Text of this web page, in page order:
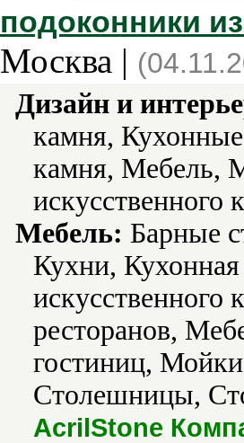
подоконники
Москва |
Дизайн и
камня,
камня, Мебель,
искусственного
Мебель: Барные
Кухни,
искусственного
ресторанов,
гостиниц,
Столешницы,
AcrilStone